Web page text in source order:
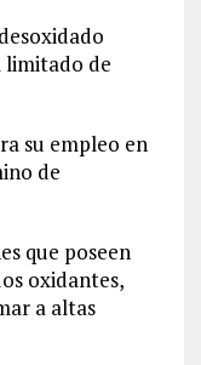
limitado de
su empleo en
de
que poseen
oxidantes,
a altas